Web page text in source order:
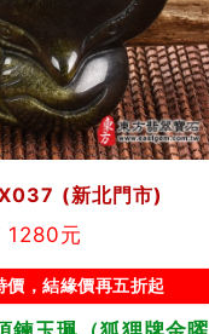
(新北門市)
1280元
價，結緣價再五折起